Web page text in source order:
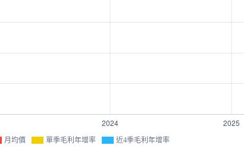
月均價 單季毛利年增率 近4季毛利年增率